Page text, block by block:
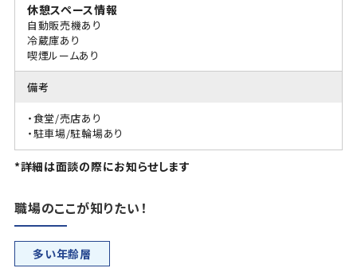
休憩スペース情報
自動販売機あり
冷蔵庫あり
喫煙ルームあり
備考
・食堂/売店あり
・駐車場/駐輪場あり
*詳細は面談の際にお知らせします
職場のここが知りたい！
多い年齢層